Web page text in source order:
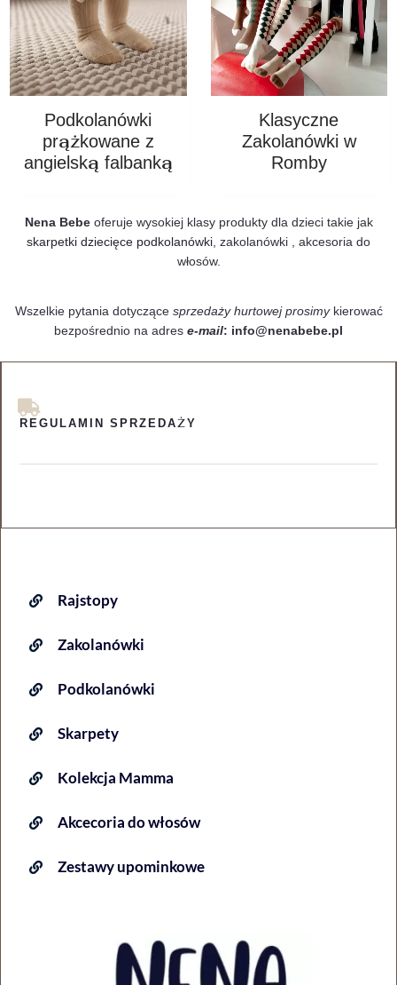
Podkolanówki
prążkowane z
angielską falbanką
Klasyczne
Zakolanówki w
Romby
Nena Bebeoferuje wysokiej klasy produkty dla dzieci takie jak
skarpetki dziecięce podkolanówki , zakolanówki , akcesoria do
włosów.
Wszelkie pytania dotyczące sprzedaży hurtowej prosimykierować
bezpośrednio na adres e-mail: info@nenabebe.pl
REGULAMIN SPRZEDAŻY
Rajstopy
Zakolanówki
Podkolanówki
Skarpety
Kolekcja Mamma
Akcecoria do włosów
Zestawy upominkowe